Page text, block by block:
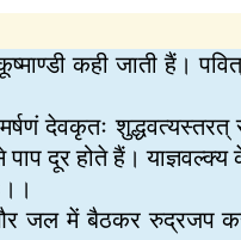
कही जाती हैं।
देवकृतः शुद्धवत्यस्तरत्
दूर होते हैं।
जल में बैठकर रुद्रजप